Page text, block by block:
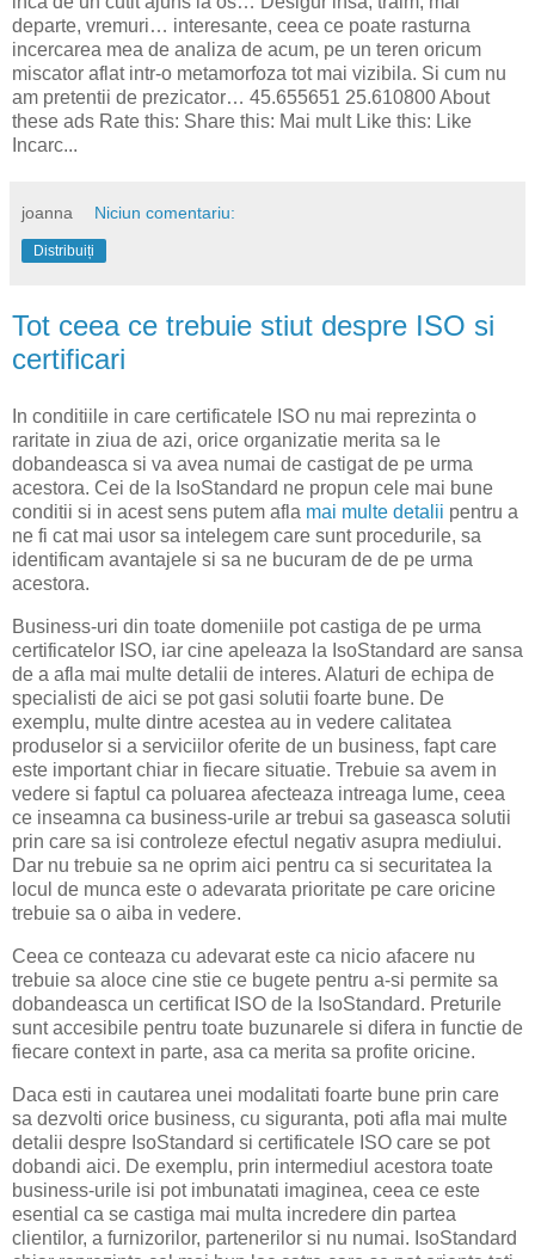
departe, vremuri… interesante, ceea ce poate rasturna
incercarea mea de analiza de acum, pe un teren oricum
miscator aflat intr-o metamorfoza tot mai vizibila. Si cum nu
am pretentii de prezicator… 45.655651 25.610800 About
these ads Rate this: Share this: Mai mult Like this: Like
Incarc...
joanna Niciun comentariu:
Distribuiți
Tot ceea ce trebuie stiut despre ISO si
certificari
In conditiile in care certificatele ISO nu mai reprezinta o
raritate in ziua de azi, orice organizatie merita sa le
dobandeasca si va avea numai de castigat de pe urma
acestora. Cei de la IsoStandard ne propun cele mai bune
conditii si in acest sens putem afla mai multe detalii pentru a
ne fi cat mai usor sa intelegem care sunt procedurile, sa
identificam avantajele si sa ne bucuram de de pe urma
acestora.
Business-uri din toate domeniile pot castiga de pe urma
certificatelor ISO, iar cine apeleaza la IsoStandard are sansa
de a afla mai multe detalii de interes. Alaturi de echipa de
specialisti de aici se pot gasi solutii foarte bune. De
exemplu, multe dintre acestea au in vedere calitatea
produselor si a serviciilor oferite de un business, fapt care
este important chiar in fiecare situatie. Trebuie sa avem in
vedere si faptul ca poluarea afecteaza intreaga lume, ceea
ce inseamna ca business-urile ar trebui sa gaseasca solutii
prin care sa isi controleze efectul negativ asupra mediului.
Dar nu trebuie sa ne oprim aici pentru ca si securitatea la
locul de munca este o adevarata prioritate pe care oricine
trebuie sa o aiba in vedere.
Ceea ce conteaza cu adevarat este ca nicio afacere nu
trebuie sa aloce cine stie ce bugete pentru a-si permite sa
dobandeasca un certificat ISO de la IsoStandard. Preturile
sunt accesibile pentru toate buzunarele si difera in functie de
fiecare context in parte, asa ca merita sa profite oricine.
Daca esti in cautarea unei modalitati foarte bune prin care
sa dezvolti orice business, cu siguranta, poti afla mai multe
detalii despre IsoStandard si certificatele ISO care se pot
dobandi aici. De exemplu, prin intermediul acestora toate
business-urile isi pot imbunatati imaginea, ceea ce este
esential ca se castiga mai multa incredere din partea
clientilor, a furnizorilor, partenerilor si nu numai. IsoStandard